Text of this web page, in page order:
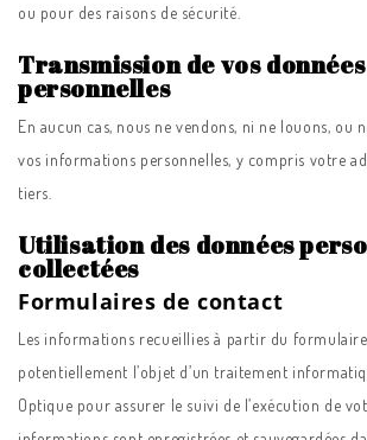
ou pour des raisons de sécurité.
Transmission de vos données
personnelles
En aucun cas, nous ne vendons, ni ne louons, ou
vos informations personnelles, y compris votre
tiers.
Utilisation des données
collectées
Formulaires de contact
Les informations recueillies à partir du
potentiellement l’objet d’un traitement
Optique pour assurer le suivi de l’exécution de